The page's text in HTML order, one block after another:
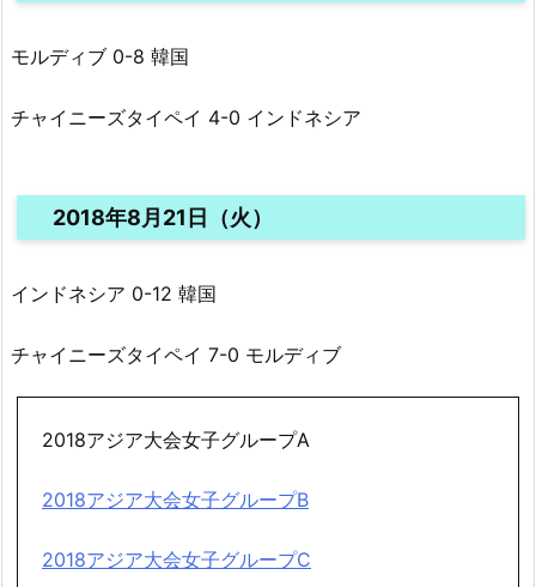
モルディブ 0-8 韓国
チャイニーズタイペイ 4-0 インドネシア
2018年8月21日（火）
インドネシア 0-12 韓国
チャイニーズタイペイ 7-0 モルディブ
2018アジア大会女子グループA
2018アジア大会女子グループB
2018アジア大会女子グループC